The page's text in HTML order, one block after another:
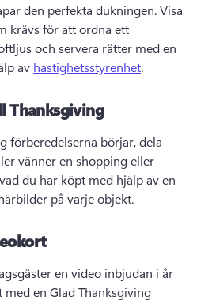
den perfekta dukningen. Visa
krävs för att ordna ett
och servera rätter med en
av hastighetsstyrenhet.
Thanksgiving
förberedelserna börjar, dela
vänner en shopping eller
du har köpt med hjälp av en
på varje objekt.
en video inbjudan i år
en Glad Thanksgiving